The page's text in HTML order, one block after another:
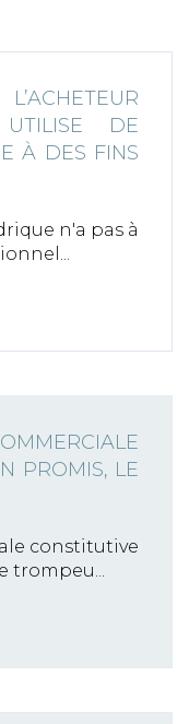
UTILISE DE
À DES FINS
n'a pas à
PROMIS, LE
constitutive
trompeu...
techniques pour
nous utilisons
consentement
» pour accepter le
« CONFIGURER
votre
statistiques),